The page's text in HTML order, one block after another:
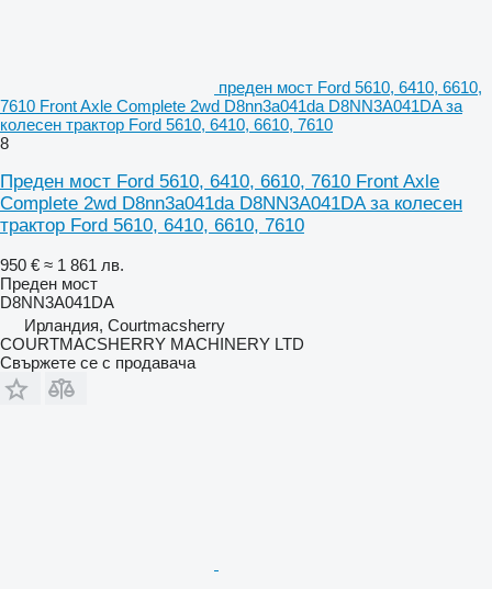
преден мост Ford 5610, 6410, 6610,
7610 Front Axle Complete 2wd D8nn3a041da D8NN3A041DA за
колесен трактор Ford 5610, 6410, 6610, 7610
8
Преден мост Ford 5610, 6410, 6610, 7610 Front Axle
Complete 2wd D8nn3a041da D8NN3A041DA за колесен
трактор Ford 5610, 6410, 6610, 7610
950 € ≈ 1 861 лв.
Преден мост
D8NN3A041DA
Ирландия, Courtmacsherry
COURTMACSHERRY MACHINERY LTD
Свържете се с продавача